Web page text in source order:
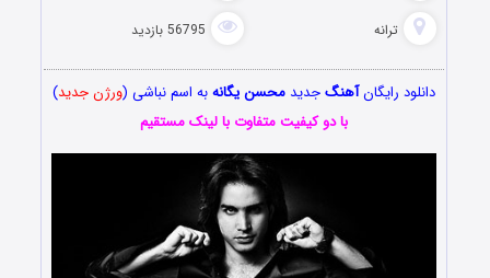
ترانه 56795 بازدید
دانلود رایگانآهنگجدید محسن یگانهبه اسم نباشی (ورژن جدید)
با دو کیفیت متفاوت با لینک مستقیم